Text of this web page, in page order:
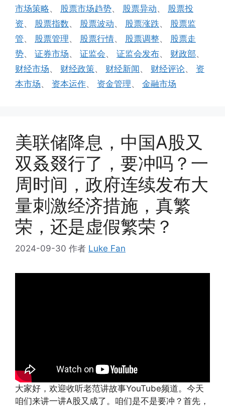
市场策略、 股票市场趋势、 股票异动、 股票投
资、 股票指数、 股票波动、 股票涨跌、 股票监
管、 股票管理、 股票行情、 股票调整、 股票走
势、 证券市场、 证监会、 证监会发布、 财政部、
财经市场、 财经政策、 财经新闻、 财经评论、 资
本市场、 资本运作、 资金管理、 金融市场
美联储降息，中国A股又
双叒叕行了，要冲吗？一
周时间，政府连续发布大
量刺激经济措施，真繁
荣，还是虚假繁荣？
2024-09-30 作者 Luke Fan
大家好，欢迎收听老范讲故事YouTube频道。今天
咱们来讲一讲A股又成了。咱们是不是要冲？首先，